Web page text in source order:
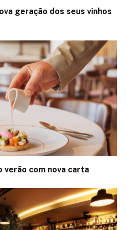
geração dos seus vinhos
verão com nova carta